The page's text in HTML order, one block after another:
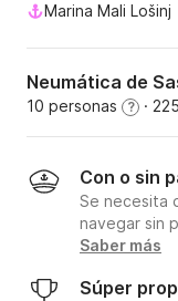
Marina Mali Lošinj
Neumática de
10 personas ? ·
Con o sin
Se necesita
navegar sin
Saber más
Súper